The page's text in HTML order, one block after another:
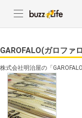
GAROFALO(ガロファ
株式会社明治屋の「